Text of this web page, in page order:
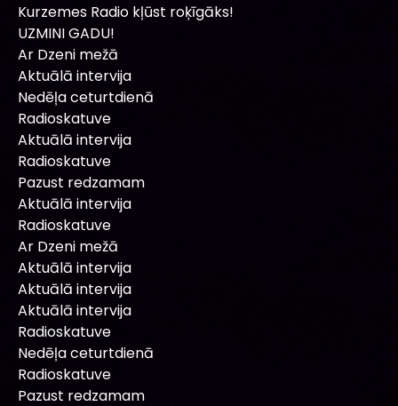
Kurzemes Radio kļūst roķīgāks!
UZMINI GADU!
Ar Dzeni mežā
Aktuālā intervija
Nedēļa ceturtdienā
Radioskatuve
Aktuālā intervija
Radioskatuve
Pazust redzamam
Aktuālā intervija
Radioskatuve
Ar Dzeni mežā
Aktuālā intervija
Aktuālā intervija
Aktuālā intervija
Radioskatuve
Nedēļa ceturtdienā
Radioskatuve
Pazust redzamam